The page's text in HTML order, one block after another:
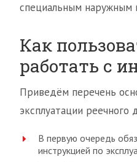
специальным наружным
Как
работать с
Приведём перечень
эксплуатации реечного
В первую очередь
инструкцией по